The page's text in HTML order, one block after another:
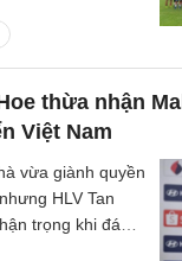
thừa nhận
Việt Nam
vừa giành quyền
HLV Tan
trọng khi đánh